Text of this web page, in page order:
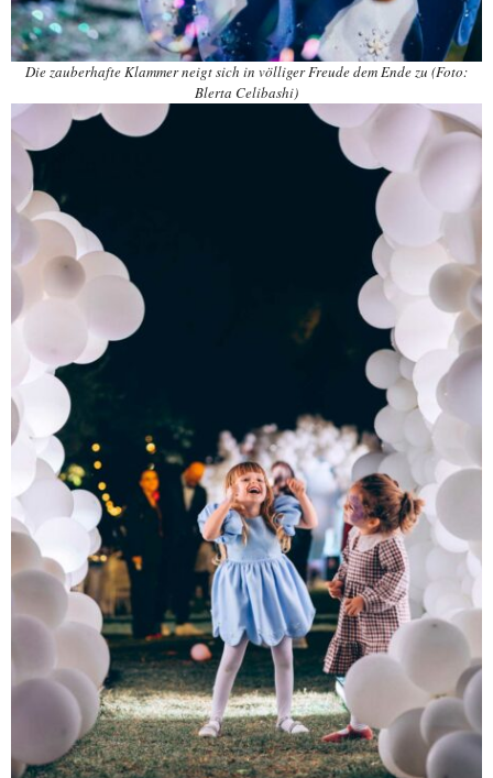
Die zauberhafte Klammer neigt sich in völliger Freude dem Ende zu (Foto:
Blerta Celibashi)